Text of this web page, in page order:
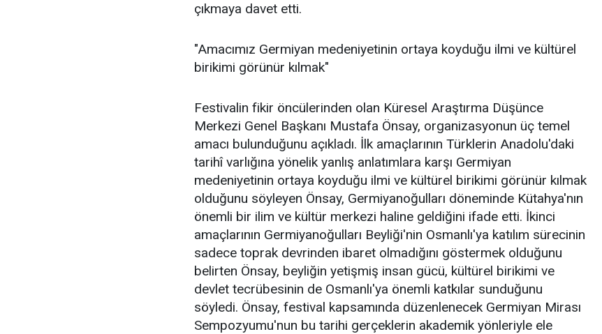
çıkmaya davet etti.
"Amacımız Germiyan medeniyetinin ortaya koyduğu ilmi ve kültürel
birikimi görünür kılmak"
Festivalin fikir öncülerinden olan Küresel Araştırma Düşünce
Merkezi Genel Başkanı Mustafa Önsay, organizasyonun üç temel
amacı bulunduğunu açıkladı. İlk amaçlarının Türklerin Anadolu'daki
tarihî varlığına yönelik yanlış anlatımlara karşı Germiyan
medeniyetinin ortaya koyduğu ilmi ve kültürel birikimi görünür kılmak
olduğunu söyleyen Önsay, Germiyanoğulları döneminde Kütahya'nın
önemli bir ilim ve kültür merkezi haline geldiğini ifade etti. İkinci
amaçlarının Germiyanoğulları Beyliği'nin Osmanlı'ya katılım sürecinin
sadece toprak devrinden ibaret olmadığını göstermek olduğunu
belirten Önsay, beyliğin yetişmiş insan gücü, kültürel birikimi ve
devlet tecrübesinin de Osmanlı'ya önemli katkılar sunduğunu
söyledi. Önsay, festival kapsamında düzenlenecek Germiyan Mirası
Sempozyumu'nun bu tarihi gerçeklerin akademik yönleriyle ele